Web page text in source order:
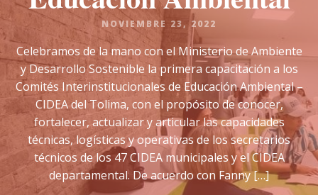
NOVIEMBRE 23, 2022
Celebramos de la mano con el Ministerio de Ambiente
y Desarrollo Sostenible la primera capacitación a los
Comités Interinstitucionales de Educación Ambiental –
CIDEA del Tolima, con el propósito de conocer,
fortalecer, actualizar y articular las capacidades
técnicas, logísticas y operativas de los secretarios
técnicos de los 47 CIDEA municipales y el CIDEA
departamental. De acuerdo con Fanny […]